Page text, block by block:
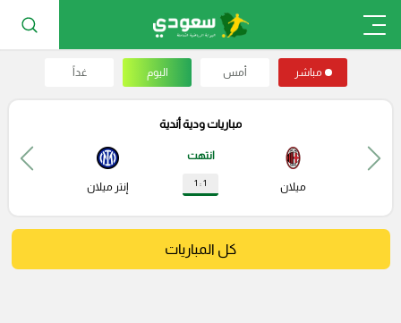
مباشر أمس اليوم غداً
مباريات ودية أندية
ميلان
انتهت
1 : 1 إنتر ميلان
كل المباريات